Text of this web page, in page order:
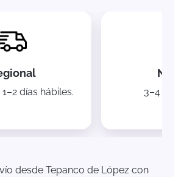
días hábiles. 3–4 días
desde Tepanco de López con